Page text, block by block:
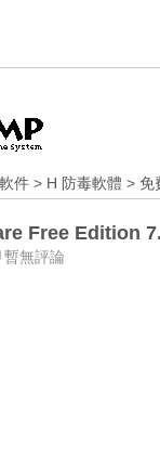
件 > H 防毒軟體 >免
Free Edition
暫無評論